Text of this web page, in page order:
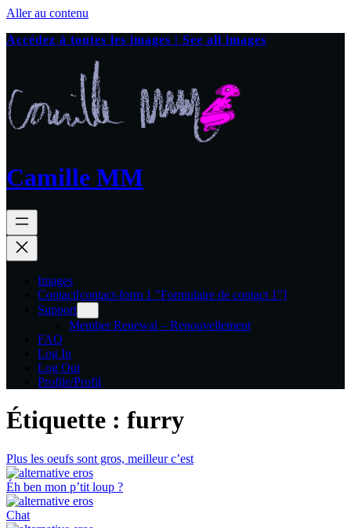
Aller au contenu
Accédez à toutes les images | See all images
Camille MM
Images
Contact[contact-form 1 "Formulaire de contact 1"]
Support
Member Renewal – Renouvellement
FAQ
Log In
Log Out
Profile/Profil
Étiquette : furry
Plus les oeufs sont gros, meilleur c’est
Éh ben mon p’tit loup ?
Chat